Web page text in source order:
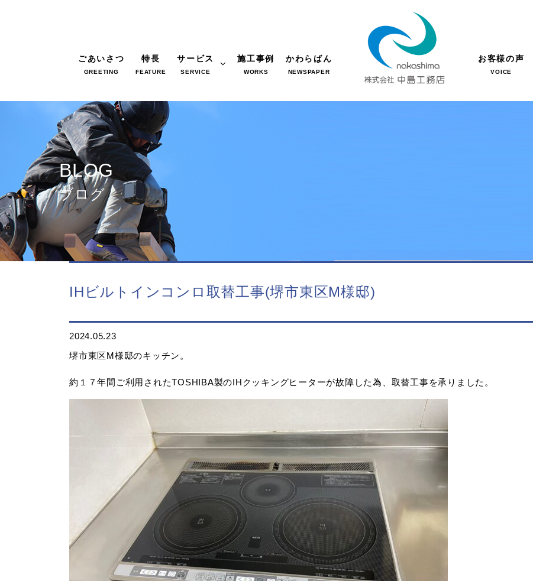
ごあいさつ
GREETING
特長
FEATURE
サービス
SERVICE
施工事例
WORKS
かわらばん
NEWSPAPER
お客様の声
VOICE
BLOG
ブログ
IHビルトインコンロ取替工事(堺市東区M様邸)
2024.05.23
堺市東区M様邸のキッチン。
約１７年間ご利用されたTOSHIBA製のIHクッキングヒーターが故障した為、取替工事を承りました。